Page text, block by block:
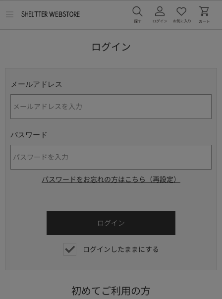
ログイン
メールアドレス
パスワード
パスワードをお忘れの方はこちら（再設定）
ログインしたままにする
初めてご利用の方